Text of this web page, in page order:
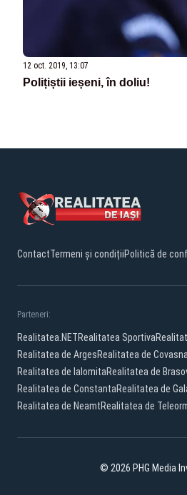
12 oct. 2019, 13:07
Polițiștii ieșeni, în doliu!
ContactTermeni și condițiiPolitică de
Parteneri:
Realitatea.NETRealitatea Sportiva
Realitatea de ArgesRealitatea de Covasna
Realitatea de IalomitaRealitatea de
Realitatea de ConstantaRealitatea de
Realitatea de NeamtRealitatea de
© 2026 PHG Media